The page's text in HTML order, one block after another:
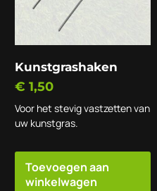
Kunstgrashaken
€ 1,50
Voor het stevig vastzetten van
uw kunstgras.
Toevoegen aan
winkelwagen